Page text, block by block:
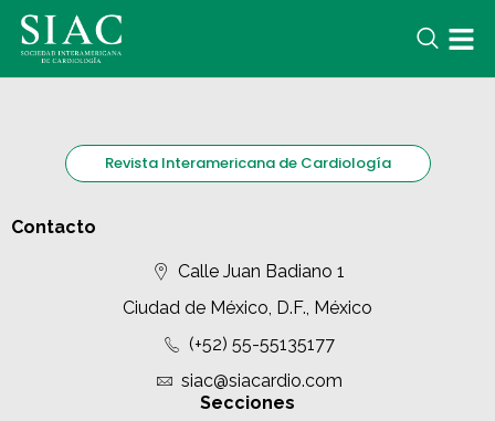
Revista Interamericana de Cardiología
Contacto
Calle Juan Badiano 1
Ciudad de México, D.F., México
(+52) 55-55135177
siac@siacardio.com
Secciones